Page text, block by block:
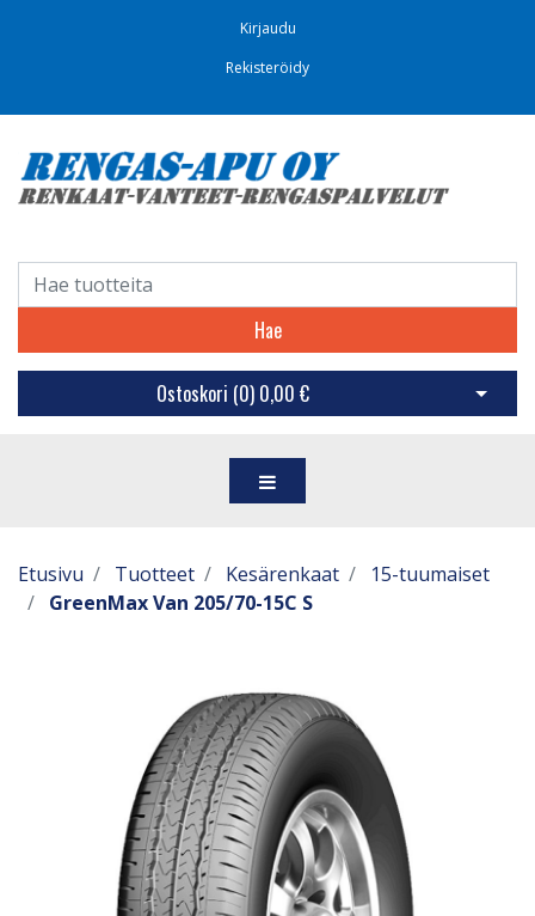
Kirjaudu
Rekisteröidy
Hae
Ostoskori (0) 0,00 € Avaa
Etusivu Tuotteet Kesärenkaat
15-tuumaiset
GreenMax Van 205/70-15C S